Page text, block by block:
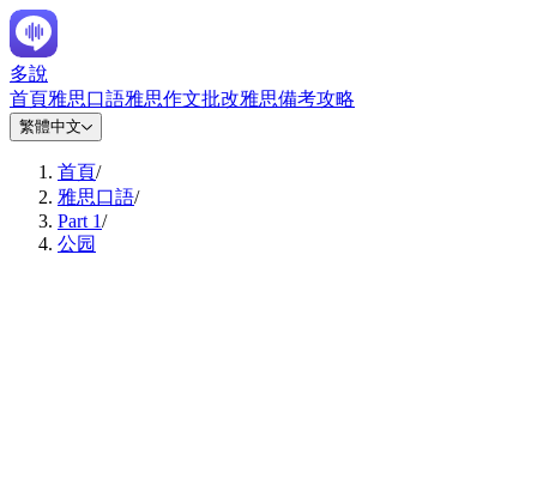
多說
首頁雅思口語雅思作文批改雅思備考攻略
繁體中文
首頁/
雅思口語/
Part 1/
公园